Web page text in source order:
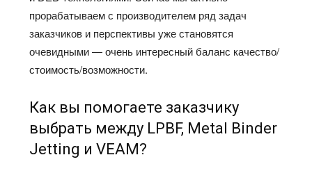
прорабатываем с производителем ряд задач
заказчиков и перспективы уже становятся
очевидными — очень интересный баланс качество/
стоимость/возможности.
Как вы помогаете заказчику
выбрать между LPBF, Metal Binder
Jetting и VEAM?